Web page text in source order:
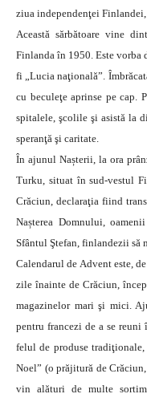
ziua independenţei
Această sărbătoare vine
Finlanda în 1950. Este vorba
fi „Lucia naţională”.
cu beculeţe aprinse pe cap.
spitalele, şcolile şi asistă la
speranţă şi caritate.
În ajunul Nașterii, la ora
Turku, situat în sud-vestul
Crăciun, declaraţia fiind
Nașterea Domnului,
Sfântul Ştefan, finlandezii să
Calendarul de Advent este,
zile înainte de Crăciun,
magazinelor mari şi mici.
pentru francezi de a se
felul de produse
Noel” (o prăjitură de
vin alături de multe